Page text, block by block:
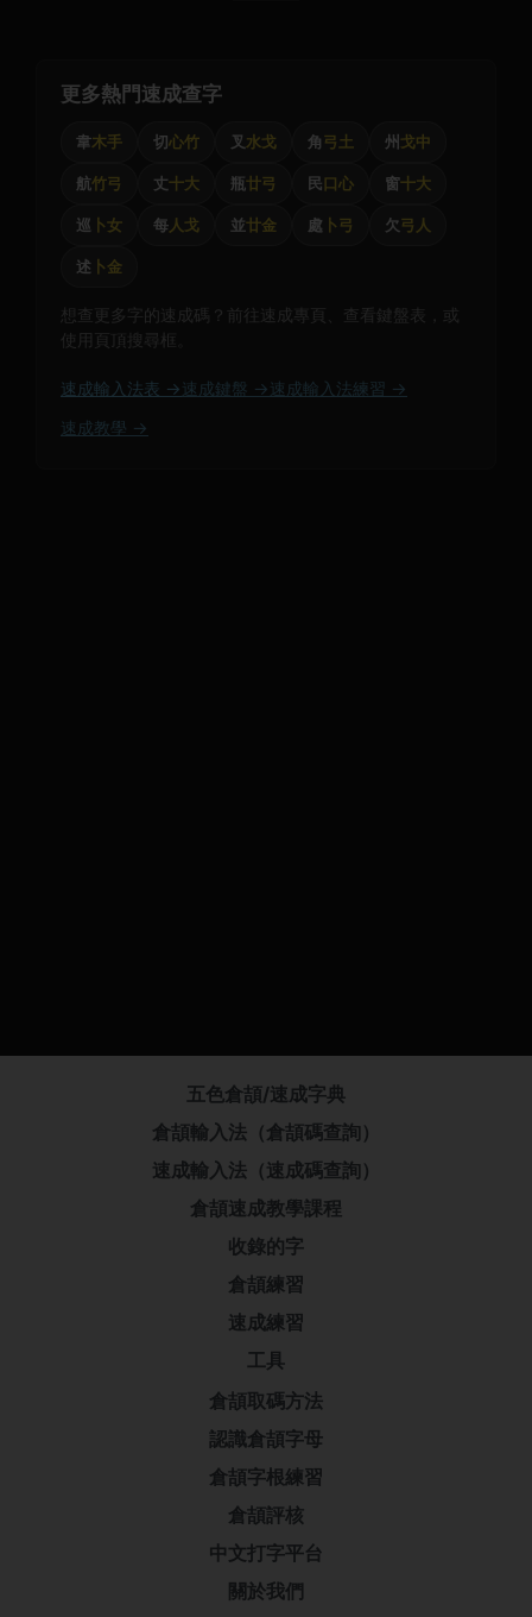
更多熱門速成查字
韋木手 切心竹 叉 水戈 角弓土 州 戈中
航竹弓 丈十大 瓶廿弓 民口心 窗十大
巡 卜女 每人戈 並廿金 處 卜弓 欠弓人
述 卜金
想查更多字的速成碼？前往速成專頁、查看鍵盤表，或
使用頁頂搜尋框。
速成輸入法表 → 速成鍵盤 → 速成輸入法練習 →
速成教學 →
五色倉頡/速成字典
倉頡輸入法（倉頡碼查詢）
速成輸入法（速成碼查詢）
倉頡速成教學課程
收錄的字
倉頡練習
速成練習
工具
倉頡取碼方法
認識倉頡字母
倉頡字根練習
倉頡評核
中文打字平台
關於我們